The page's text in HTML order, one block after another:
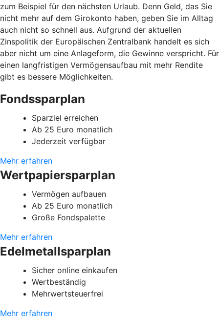
zum Beispiel für den nächsten Urlaub. Denn Geld, das Sie
nicht mehr auf dem Girokonto haben, geben Sie im Alltag
auch nicht so schnell aus. Aufgrund der aktuellen
Zinspolitik der Europäischen Zentralbank handelt es sich
aber nicht um eine Anlageform, die Gewinne verspricht. Für
einen langfristigen Vermögensaufbau mit mehr Rendite
gibt es bessere Möglichkeiten.
Fondssparplan
Sparziel erreichen
Ab 25 Euro monatlich
Jederzeit verfügbar
Mehr erfahren
Wertpapiersparplan
Vermögen aufbauen
Ab 25 Euro monatlich
Große Fondspalette
Mehr erfahren
Edelmetallsparplan
Sicher online einkaufen
Wertbeständig
Mehrwertsteuerfrei
Mehr erfahren